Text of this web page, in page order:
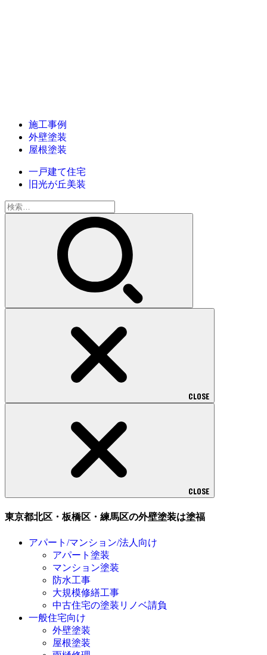
施工事例
外壁塗装
屋根塗装
一戸建て住宅
旧光が丘美装
検
索:
CLOSE
CLOSE
東京都北区・板橋区・練馬区の外壁塗装は塗福
アパート/マンション/法人向け
アパート塗装
マンション塗装
防水工事
大規模修繕工事
中古住宅の塗装リノベ請負
一般住宅向け
外壁塗装
屋根塗装